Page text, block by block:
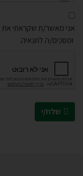
אני מאשר/ת שקראתי את
ומסכים/ה לתנאיה.
שלח/י